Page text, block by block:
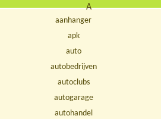
A
aanhanger
apk
auto
autobedrijven
autoclubs
autogarage
autohandel